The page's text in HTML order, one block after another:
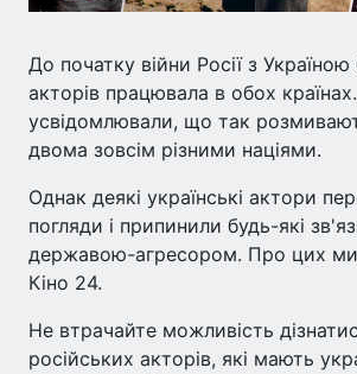
До початку війни Росії з Україною
акторів працювала в обох
усвідомлювали, що так
двома зовсім різними націями.
Однак деякі українські актори
погляди і припинили будь-які
державою-агресором. Про цих
Кіно 24.
Не втрачайте можливість
російських акторів, які мають